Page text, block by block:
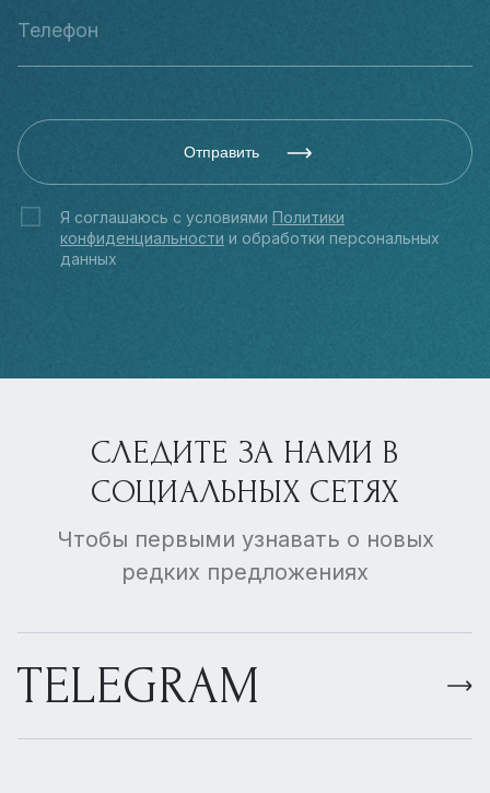
Отправить
Я соглашаюсь с условиями Политики
конфиденциальности и обработки персональных
данных
СЛЕДИТЕ ЗА НАМИ В
СОЦИАЛЬНЫХ СЕТЯХ
Чтобы первыми узнавать о новых
редких предложениях
TELEGRAM